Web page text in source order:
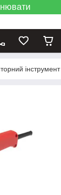
інструмент